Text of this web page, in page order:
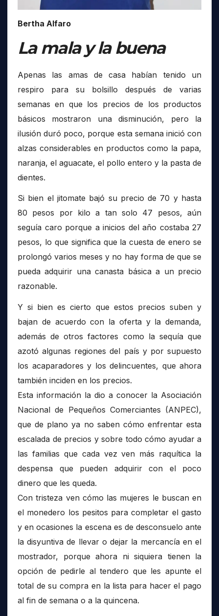
Bertha Alfaro
La mala y la buena
Apenas las amas de casa habían tenido un
respiro para su bolsillo después de varias
semanas en que los precios de los productos
básicos mostraron una disminución, pero la
ilusión duró poco, porque esta semana inició con
alzas considerables en productos como la papa,
naranja, el aguacate, el pollo entero y la pasta de
dientes.
Si bien el jitomate bajó su precio de 70 y hasta
80 pesos por kilo a tan solo 47 pesos, aún
seguía caro porque a inicios del año costaba 27
pesos, lo que significa que la cuesta de enero se
prolongó varios meses y no hay forma de que se
pueda adquirir una canasta básica a un precio
razonable.
Y si bien es cierto que estos precios suben y
bajan de acuerdo con la oferta y la demanda,
además de otros factores como la sequía que
azotó algunas regiones del país y por supuesto
los acaparadores y los delincuentes, que ahora
también inciden en los precios.
Esta información la dio a conocer la Asociación
Nacional de Pequeños Comerciantes (ANPEC),
que de plano ya no saben cómo enfrentar esta
escalada de precios y sobre todo cómo ayudar a
las familias que cada vez ven más raquítica la
despensa que pueden adquirir con el poco
dinero que les queda.
Con tristeza ven cómo las mujeres le buscan en
el monedero los pesitos para completar el gasto
y en ocasiones la escena es de desconsuelo ante
la disyuntiva de llevar o dejar la mercancía en el
mostrador, porque ahora ni siquiera tienen la
opción de pedirle al tendero que les apunte el
total de su compra en la lista para hacer el pago
al fin de semana o a la quincena.